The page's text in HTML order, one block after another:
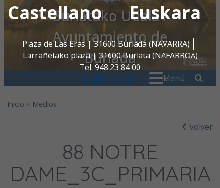
Castellano Euskara
Plaza de Las Eras | 31600 Burlada (NAVARRA)
Larrañetako plaza | 31600 Burlata (NAFARROA)
Tel. 948 23 84 00
oac@burlada.es
Burlatako Udala /
Ayuntamiento de
Burlada
Menú
Inicio > Medios
Volver
88 NOTRE
DAME_3C_PRIMARIA